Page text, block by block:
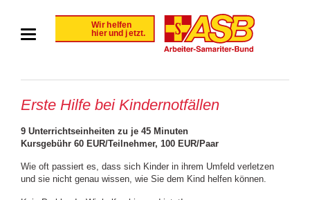
Erste Hilfe bei Kindernotfällen
9 Unterrichtseinheiten zu je 45 Minuten
Kursgebühr 60 EUR/Teilnehmer, 100 EUR/Paar
Wie oft passiert es, dass sich Kinder in ihrem Umfeld verletzen
und sie nicht genau wissen, wie Sie dem Kind helfen können.